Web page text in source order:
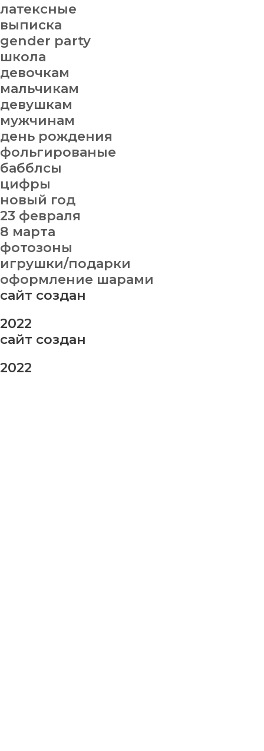
латексные
выписка
gender party
школа
девочкам
мальчикам
девушкам
мужчинам
день рождения
фольгированые
бабблсы
цифры
новый год
23 февраля
8 марта
фотозоны
игрушки/подарки
оформление шарами
сайт создан
2022
сайт создан
2022